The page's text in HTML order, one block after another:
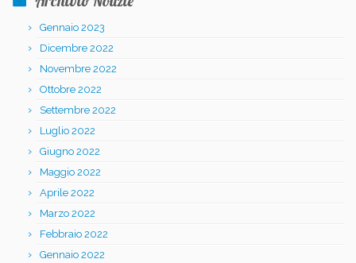
Gennaio 2023
Dicembre 2022
Novembre 2022
Ottobre 2022
Settembre 2022
Luglio 2022
Giugno 2022
Maggio 2022
Aprile 2022
Marzo 2022
Febbraio 2022
Gennaio 2022